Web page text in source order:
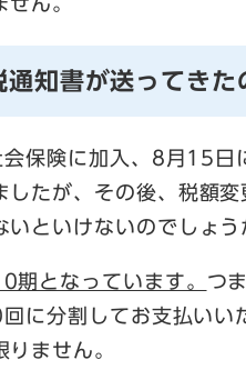
知書が送ってきた
保険に加入、8月15日
したが、その後、税額
といけないのでしょう
期となっています。 つ
に分割してお支払いい
ません。